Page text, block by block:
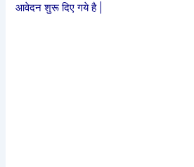
आवेदन शुरू दिए गये है |